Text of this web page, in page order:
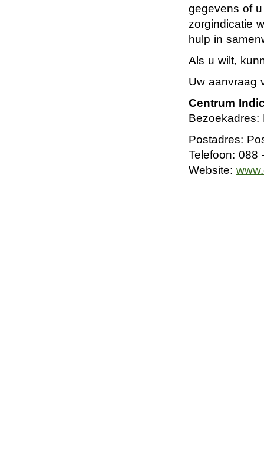
gegevens of
zorgindicatie
hulp in
Als u wilt,
Uw aanvraag
Centrum
Bezoekadres:
Postadres:
Telefoon: 088
Website: